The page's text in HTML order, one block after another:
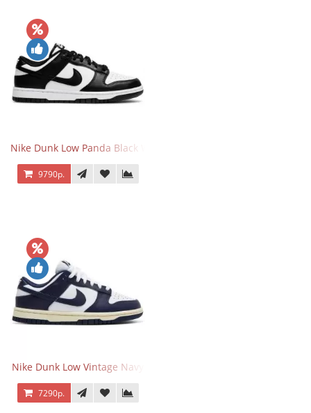
Nike Dunk Low Panda Black White
9790р.
Nike Dunk Low Vintage Navy
7290р.